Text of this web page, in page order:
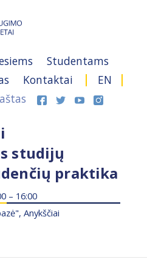
Studentams
Kontaktai
EN
studijų
praktika
– 16:00
Anykščiai